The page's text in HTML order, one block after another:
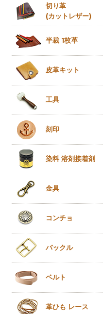
切り革
(カットレザー)
半裁 1枚革
皮革キット
工具
刻印
染料 溶剤接着剤
金具
コンチョ
バックル
ベルト
革ひも レース